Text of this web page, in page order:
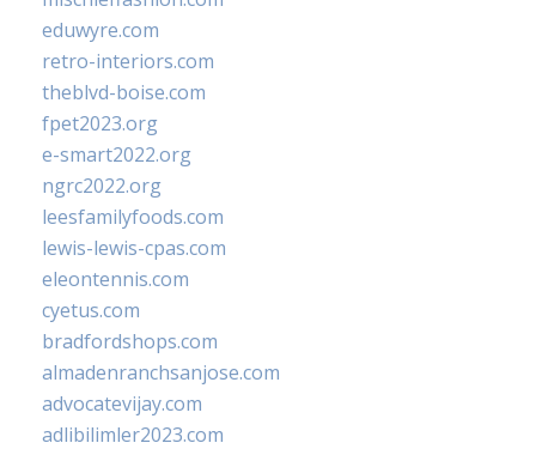
eduwyre.com
retro-interiors.com
theblvd-boise.com
fpet2023.org
e-smart2022.org
ngrc2022.org
leesfamilyfoods.com
lewis-lewis-cpas.com
eleontennis.com
cyetus.com
bradfordshops.com
almadenranchsanjose.com
advocatevijay.com
adlibilimler2023.com